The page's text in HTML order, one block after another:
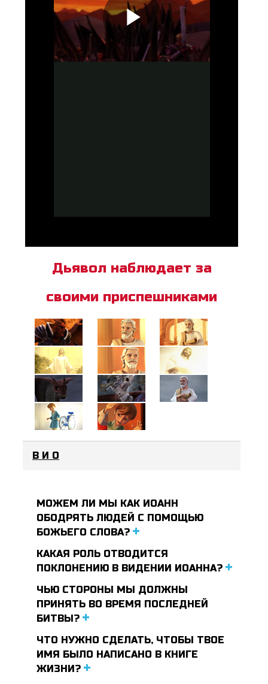
Дьявол наблюдает за
своими приспешниками
В И О
МОЖЕМ ЛИ МЫ КАК ИОАНН
ОБОДРЯТЬ ЛЮДЕЙ С ПОМОЩЬЮ
БОЖЬЕГО СЛОВА?
КАКАЯ РОЛЬ ОТВОДИТСЯ
ПОКЛОНЕНИЮ В ВИДЕНИИ ИОАННА?
ЧЬЮ СТОРОНЫ МЫ ДОЛЖНЫ
ПРИНЯТЬ ВО ВРЕМЯ ПОСЛЕДНЕЙ
БИТВЫ?
ЧТО НУЖНО СДЕЛАТЬ, ЧТОБЫ ТВОЕ
ИМЯ БЫЛО НАПИСАНО В КНИГЕ
ЖИЗНИ?